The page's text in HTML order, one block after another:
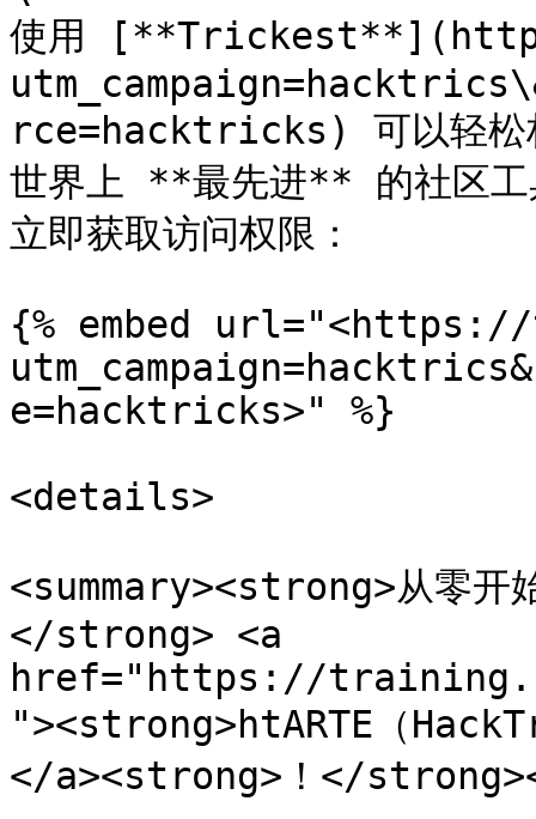
使用
rce=hacktricks) 可以轻松
世界上 **最先进** 的社区
立即获取访问权限：
{% embed
e=hacktricks>" %}
<details>
<summary><strong>从零开
</strong> <a
href="https://
"><strong>htARTE（
</a><strong>！</